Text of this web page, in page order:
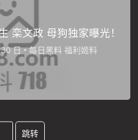
栾文政 母狗独家曝光！
•每日黑料 福利姬料
跳转